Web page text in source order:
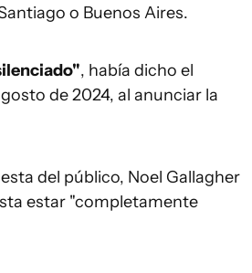
o Buenos Aires.
, había dicho el
de 2024, al anunciar la
del público, Noel Gallagher
estar "completamente